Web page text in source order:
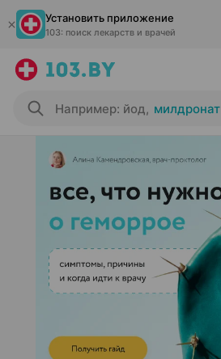
Установить приложение
103: поиск лекарств и врачей
Например: йод, милдронат